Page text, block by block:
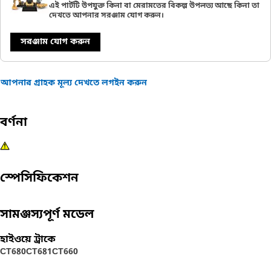
এই পার্টটি উপযুক্ত কিনা বা মেরামতের বিকল্প উপলভ্য আছে কিনা তা
দেখতে আপনার সরঞ্জাম যোগ করুন।
সরঞ্জাম যোগ করুন
আপনার গ্রাহক মূল্য দেখতে লগইন করুন
বর্ণনা
স্পেসিফিকেশন
সামঞ্জস্যপূর্ণ মডেল
হাইওয়ে ট্রাকে
CT680CT681CT660